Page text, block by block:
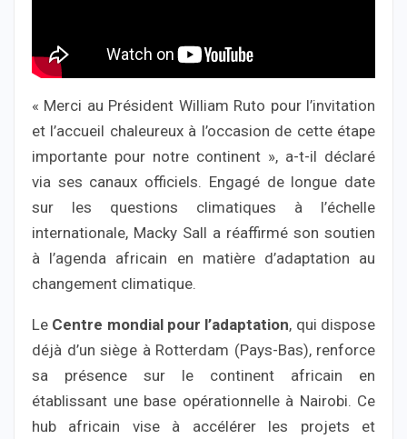
« Merci au Président William Ruto pour l’invitation
et l’accueil chaleureux à l’occasion de cette étape
importante pour notre continent », a-t-il déclaré
via ses canaux officiels. Engagé de longue date
sur les questions climatiques à l’échelle
internationale, Macky Sall a réaffirmé son soutien
à l’agenda africain en matière d’adaptation au
changement climatique.
Le Centre mondial pour l’adaptation, qui dispose
déjà d’un siège à Rotterdam (Pays-Bas), renforce
sa présence sur le continent africain en
établissant une base opérationnelle à Nairobi. Ce
hub africain vise à accélérer les projets et